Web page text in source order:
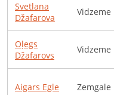
Svetlana
Džafarova
Vidzeme
Oļegs
Džafarovs
Vidzeme
Aigars Egle Zemgale